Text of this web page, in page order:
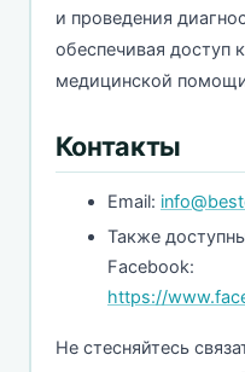
и проведения
обеспечивая доступ
медицинской
Контакты
Email:
Также
Facebook:
https://
Не стесняйтесь